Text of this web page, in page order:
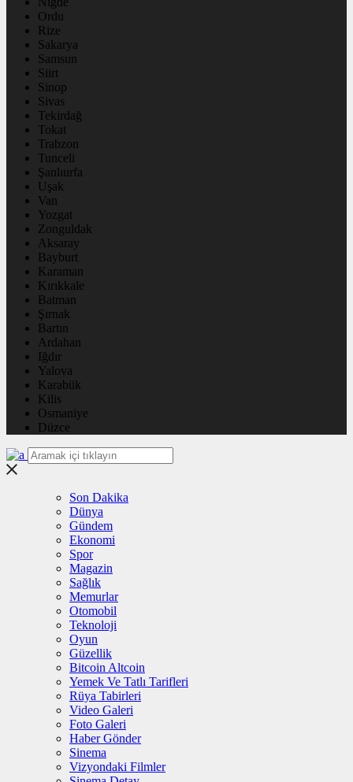
Ordu
Rize
Sakarya
Samsun
Siirt
Sinop
Sivas
Tekirdağ
Tokat
Trabzon
Tunceli
Şanlıurfa
Uşak
Van
Yozgat
Zonguldak
Aksaray
Bayburt
Karaman
Kırıkkale
Batman
Şırnak
Bartın
Ardahan
Iğdır
Yalova
Karabük
Kilis
Osmaniye
Düzce
Son Dakika
Dünya
Gündem
Ekonomi
Spor
Magazin
Sağlık
Memurlar
Otomobil
Teknoloji
Oyun
Güzellik
Bitcoin Altcoin
Yemek Ve Tatlı Tarifleri
Rüya Tabirleri
Video Galeri
Foto Galeri
Haber Gönder
Sinema
Vizyondaki Filmler